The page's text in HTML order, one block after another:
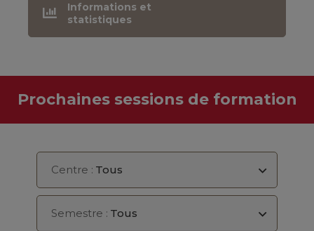
Informations et
statistiques
Prochaines sessions de formation
Centre : Tous
Semestre : Tous